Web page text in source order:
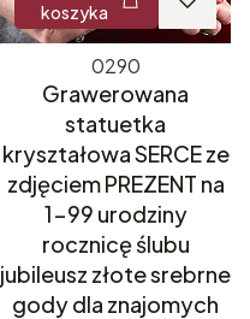
koszyka
0290
Grawerowana
statuetka
kryształowa SERCE ze
zdjęciem PREZENT na
1-99 urodziny
rocznicę ślubu
jubileusz złote srebrne
gody dla znajomych